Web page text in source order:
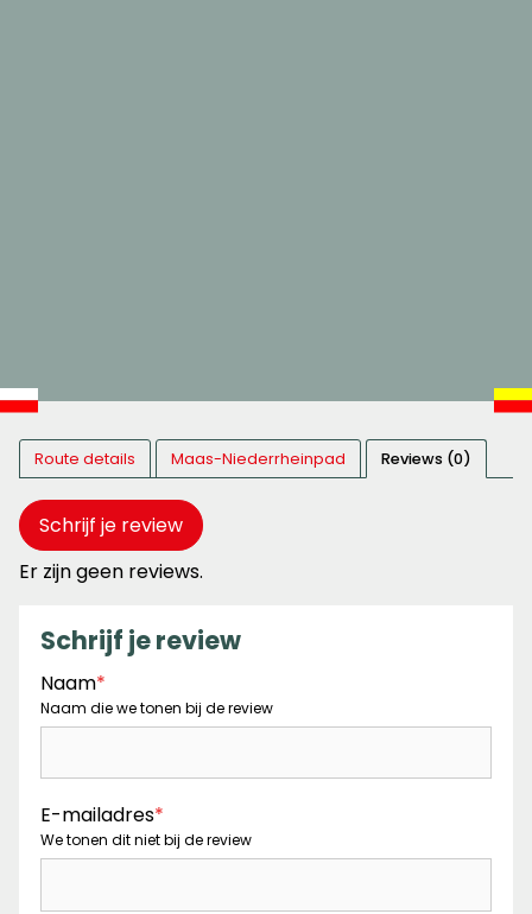
Route details Maas-Niederrheinpad Reviews (0)
Schrijf je review
Er zijn geen reviews.
Schrijf je review
Naam*
Naam die we tonen bij de review
E-mailadres*
We tonen dit niet bij de review